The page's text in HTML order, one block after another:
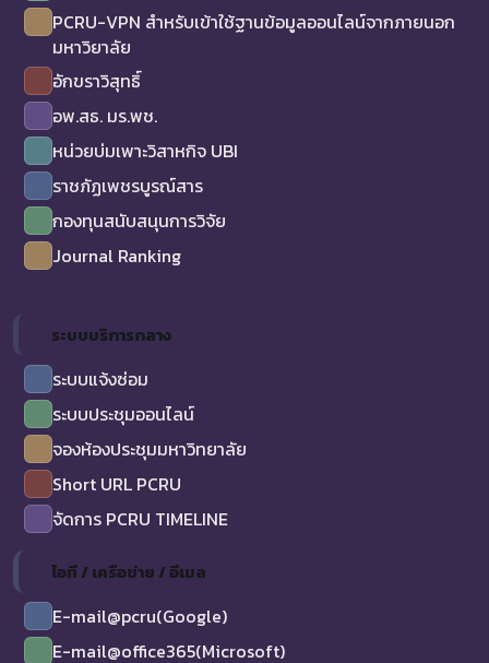
PCRU-VPN สำหรับเข้าใช้ฐานข้อมูลออนไลน์จากภายนอก
มหาวิยาลัย
อักขราวิสุทธิ์
อพ.สธ. มร.พช.
หน่วยบ่มเพาะวิสาหกิจ UBI
ราชภัฏเพชรบูรณ์สาร
กองทุนสนับสนุนการวิจัย
Journal Ranking
ระบบบริการกลาง
ระบบแจ้งซ่อม
ระบบประชุมออนไลน์
จองห้องประชุมมหาวิทยาลัย
Short URL PCRU
จัดการ PCRU TIMELINE
ไอที / เครือข่าย / อีเมล
E-mail@pcru(Google)
E-mail@office365(Microsoft)